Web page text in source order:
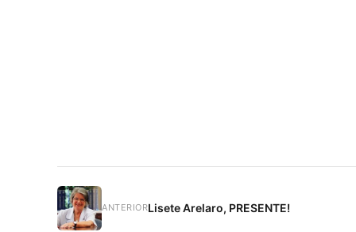
ANTERIORLisete Arelaro, PRESENTE!